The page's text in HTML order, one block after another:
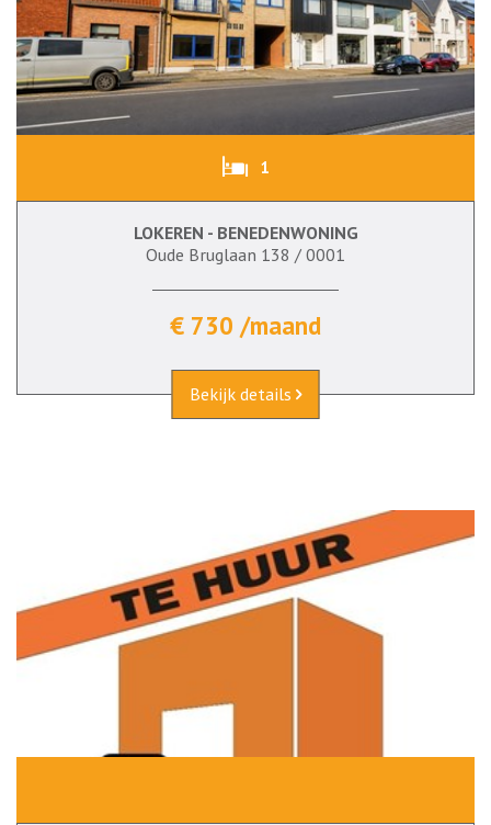
1
LOKEREN - BENEDENWONING
Oude Bruglaan 138 / 0001
€ 730 /maand
Bekijk details